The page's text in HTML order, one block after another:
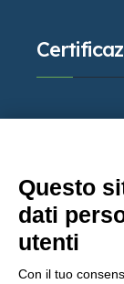
Molinaro
Questo
dati
utenti
Con il tuo